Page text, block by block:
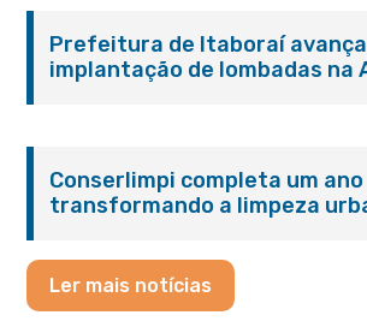
Prefeitura de Itaboraí
implantação de lombadas na
Conserlimpi completa um ano
transformando a limpeza
Ler mais notícias